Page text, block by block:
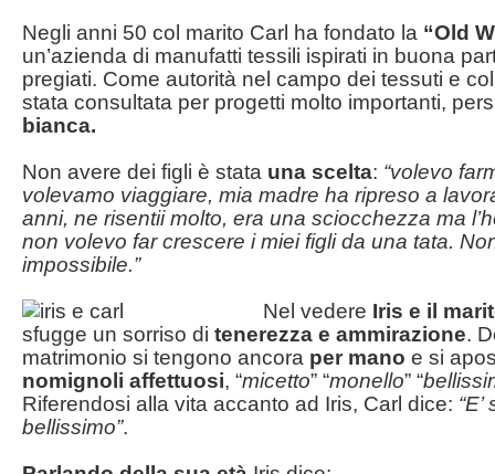
Negli anni 50 col marito Carl ha fondato la “Old
un’azienda di manufatti tessili ispirati in buona
pregiati. Come autorità nel campo dei tessuti e
stata consultata per progetti molto importanti,
bianca.
Non avere dei figli è stata una scelta: “volevo
volevamo viaggiare, mia madre ha ripreso a
anni, ne risentii molto, era una sciocchezza ma
non volevo far crescere i miei figli da una tata.
impossibile.”
Nel vedere Iris e il
sfugge un sorriso di tenerezza e ammirazione.
matrimonio si tengono ancora per mano e si
nomignoli affettuosi, “micetto” “monello” “
Riferendosi alla vita accanto ad Iris, Carl dice:
bellissimo”.